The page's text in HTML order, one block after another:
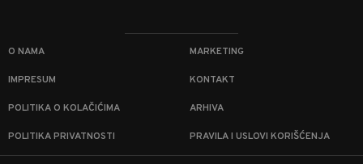
O NAMA MARKETING
IMPRESUM KONTAKT
POLITIKA O KOLAČIĆIMA ARHIVA
POLITIKA PRIVATNOSTI PRAVILA I USLOVI KORIŠĆENJA